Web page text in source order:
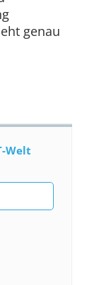
genau
Welt